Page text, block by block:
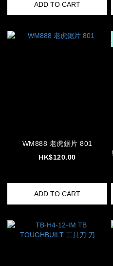
ADD TO CART
WM888 老虎鋸片 801
HK$120.00
ADD TO CART